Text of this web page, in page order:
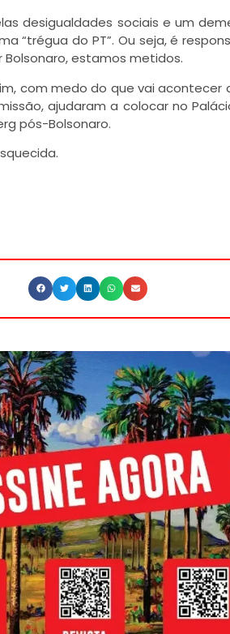
desigualdades sociais e um
“trégua do PT”. Ou seja, é
estamos metidos.
com medo do que vai acontecer
ajudaram a colocarno
pós-Bolsonaro.